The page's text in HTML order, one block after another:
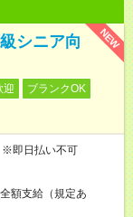
NEW
シニア向
迎
ブランクOK
即日払い不可
額支給（規定あ